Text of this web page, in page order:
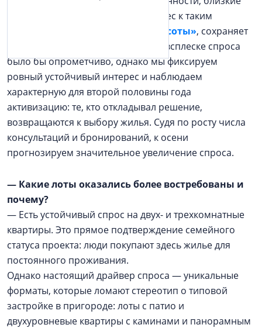
им по духу. Именно поэтому интерес к таким
ЖК «Охтинские высоты», сохраняет
стабильную динамику. Говорить о всплеске спроса
было бы опрометчиво, однако мы фиксируем
ровный устойчивый интерес и наблюдаем
характерную для второй половины года
активизацию: те, кто откладывал решение,
возвращаются к выбору жилья. Судя по росту числа
консультаций и бронирований, к осени
прогнозируем значительное увеличение спроса.
— Какие лоты оказались более востребованы и
почему?
— Есть устойчивый спрос на двух- и трехкомнатные
квартиры. Это прямое подтверждение семейного
статуса проекта: люди покупают здесь жилье для
постоянного проживания.
Однако настоящий драйвер спроса — уникальные
форматы, которые ломают стереотип о типовой
застройке в пригороде: лоты с патио и
двухуровневые квартиры с каминами и панорамным